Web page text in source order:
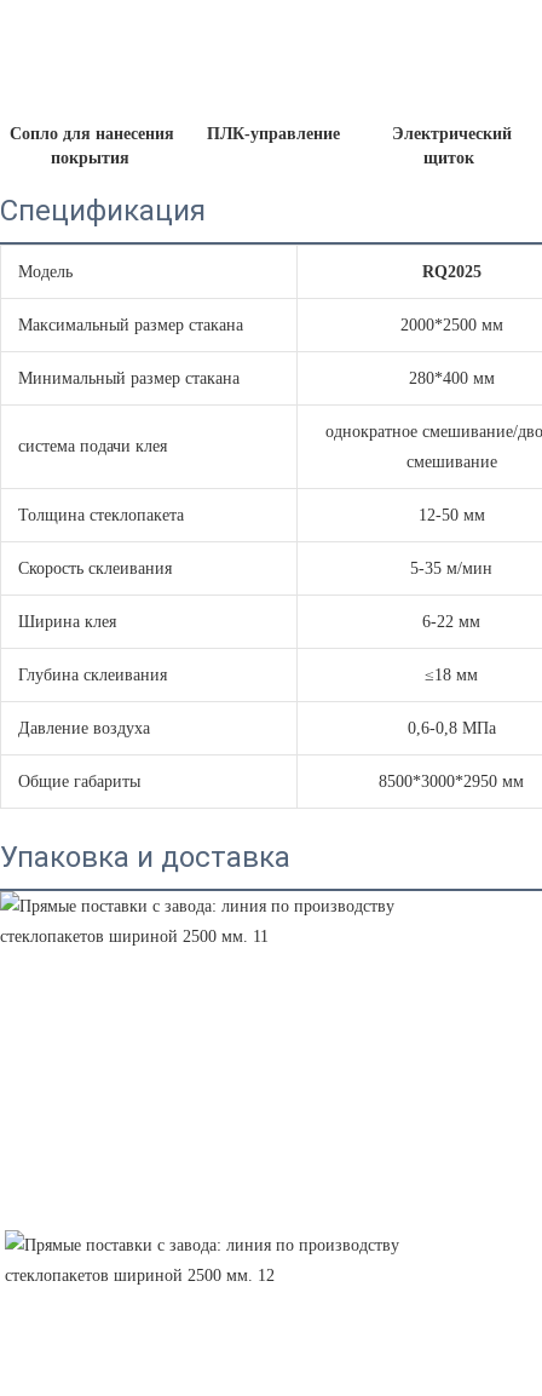
покрытия
ПЛК-управление
щиток
Спецификация
Модель RQ2025
Максимальный размер стакана 2000*2500 мм
Минимальный размер стакана 280*400 мм
система подачи клея
однократное смешивание/
смешивание
Толщина стеклопакета 12-50 мм
Скорость склеивания 5-35 м/мин
Ширина клея 6-22 мм
Глубина склеивания ≤18 мм
Давление воздуха 0,6-0,8 МПа
Общие габариты 8500*3000*2950 мм
Упаковка и доставка